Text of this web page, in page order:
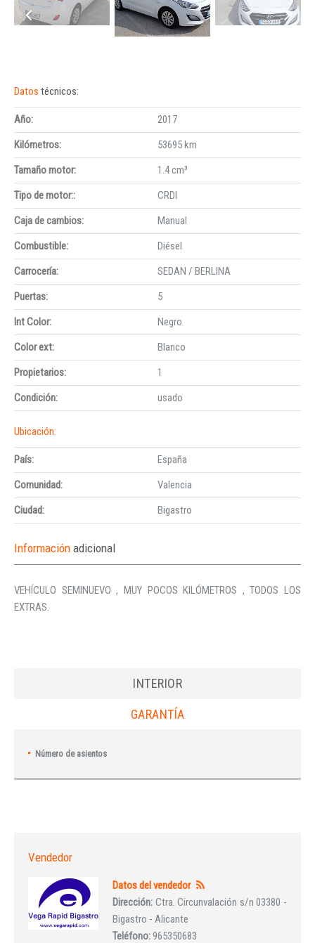
Datos técnicos:
Año:
2017
Kilómetros:
53695 km
Tamaño motor:
1.4 cm³
Tipo de motor::
CRDI
Caja de cambios:
Manual
Combustible:
Diésel
Carrocería:
SEDAN / BERLINA
Puertas:
5
Int Color:
Negro
Color ext:
Blanco
Propietarios:
1
Condición:
usado
Ubicación:
País:
España
Comunidad:
Valencia
Ciudad:
Bigastro
Información adicional
VEHÍCULO SEMINUEVO , MUY POCOS KILÓMETROS , TODOS LOS
EXTRAS.
INTERIOR
GARANTÍA
Número de asientos
Vendedor
Datos del vendedor
Dirección: Ctra. Circunvalación s/n 03380 -
Bigastro - Alicante
Teléfono:965350683